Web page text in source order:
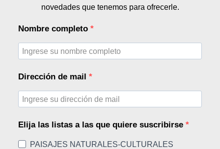
novedades que tenemos para ofrecerle.
Nombre completo
Dirección de mail
Elija las listas a las que quiere suscribirse
PAISAJES NATURALES-CULTURALES